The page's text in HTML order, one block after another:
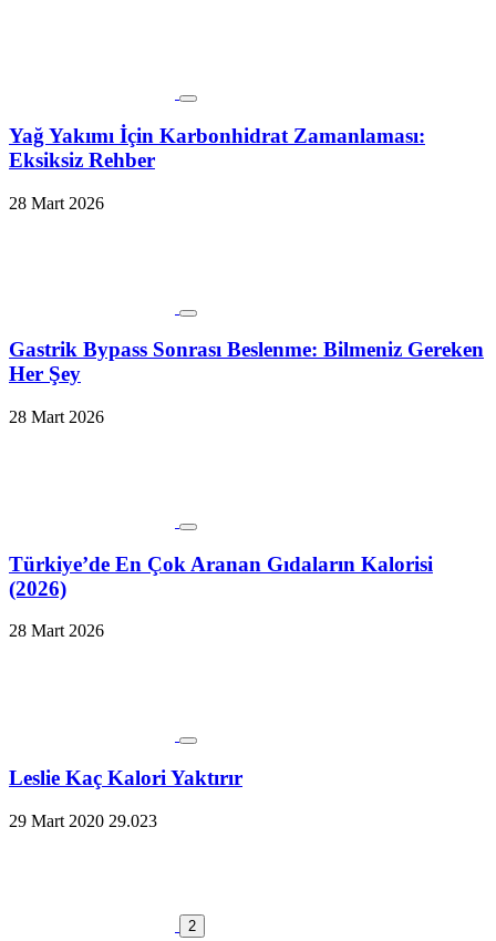
Yağ Yakımı İçin Karbonhidrat Zamanlaması:
Eksiksiz Rehber
28 Mart 2026
Gastrik Bypass Sonrası Beslenme: Bilmeniz Gereken
Her Şey
28 Mart 2026
Türkiye’de En Çok Aranan Gıdaların Kalorisi
(2026)
28 Mart 2026
Leslie Kaç Kalori Yaktırır
29 Mart 2020 29.023
2